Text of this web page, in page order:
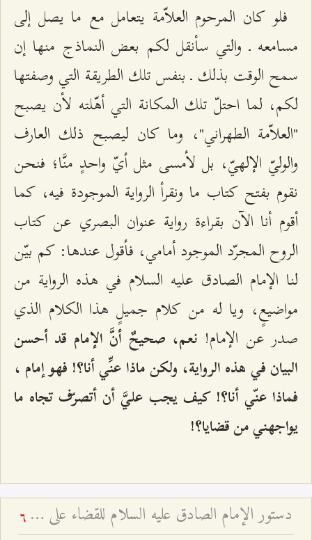
فلو كان المرحوم العلاّمة يتعامل مع ما يصل إلى
مسامعه ـ والتي سأنقل لكم بعض النماذج منها إن
سمح الوقت بذلك ـ بنفس تلك الطريقة التي وصفتها
لكم، لما احتلّ تلك المكانة التي أهّلته لأن يصبح
"العلاّمة الطهراني"، وما كان ليصبح ذلك العارف
والوليّ الإلهيّ، بل لأمسى مثل أيّ واحدٍ منَّا؛ فنحن
نقوم بفتح كتاب ما ونقرأ الرواية الموجودة فيه، كما
أقوم أنا الآن بقراءة رواية عنوان البصري عن كتاب
الروح المجرّد الموجود أمامي، فأقول عندها: كم بيّن
لنا الإمام الصادق عليه السلام في هذه الرواية من
مواضيعٍ، ويا له من كلام جميلٍ هذا الكلام الذي
صدر عن الإمام! نعم، صحيحٌ أنَّ الإمام قد أحسن
البيان في هذه الرواية، ولكن ماذا عنِّي أنا؟! فهو إمام ،
فماذا عنّي أنا؟! كيف يجب عليَّ أن أتصرّف تجاه ما
يواجهني من قضايا؟!
دستور الإمام الصادق عليه السلام للقضاء على الفرعونية 6